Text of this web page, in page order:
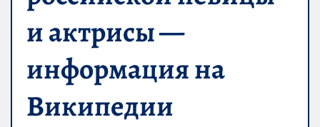
и актрисы —
информация на
Википедии